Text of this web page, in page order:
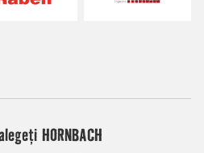
HORNBACH